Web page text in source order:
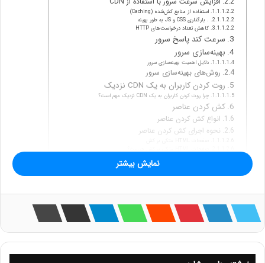
استفاده از منابع کش‌شده (Caching)
. بارگذاری CSS و JS به طور بهینه
کاهش تعداد درخواست‌های HTTP
سرعت کند پاسخ سرور
بهینه‌سازی سرور
دلایل اهمیت بهینه‌سازی سرور
روش‌های بهینه‌سازی سرور
روت کردن کاربران به یک CDN نزدیک
چرا روت کردن کاربران به یک CDN نزدیک مهم است؟
کش کردن عناصر
انواع کش کردن عناصر
نحوه اجرای کش کردن عناصر
چالش‌های کش کردن صفحات HTML
اتصال‌های ثالث در مراحل اولیه
راهکارهای ایجاد اتصال‌های ثالث در مراحل اولیه
LCP چیست؟
نمایش بیشتر